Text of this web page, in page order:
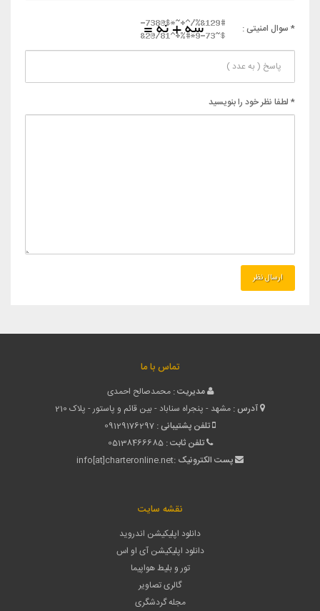
* سوال امنیتی :
* لطفا نظر خود را بنویسید
تماس با ما
مدیریت : محمدصالح احمدی
آدرس : مشهد - پنجراه سناباد - بین قائم و پاستور - پلاک 210
تلفن پشتیبانی : 09129176297
تلفن ثابت : 05138466685
پست الکترونیک :info[at]charteronline.net
نقشه سایت
دانلود اپلیکیشن اندروید
دانلود اپلیکیشن آی او اس
تور و بلیط هواپیما
گالری تصاویر
مجله گردشگری